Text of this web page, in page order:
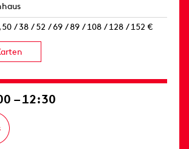
/ 38 / 52 / 69 / 89 / 108 / 128 / 152 €
– 12:30